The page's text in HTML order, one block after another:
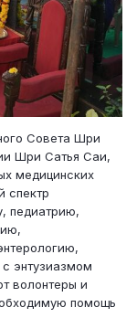
Совета Шри
Шри Сатья Саи,
медицинских
спектр
педиатрию,
энтузиазмом
волонтеры и
помощь